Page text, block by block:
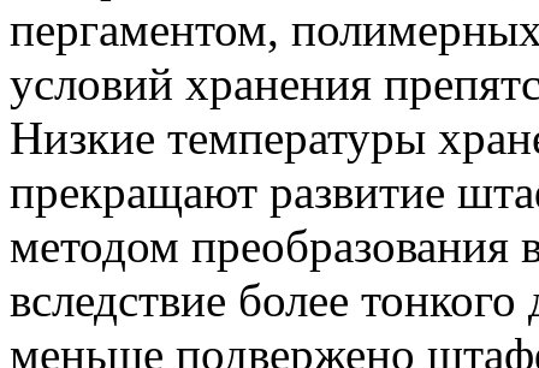
пергаментом,
условий хранения
Низкие температуры
прекращают развитие
методом
вследствие более
меньше подвержено